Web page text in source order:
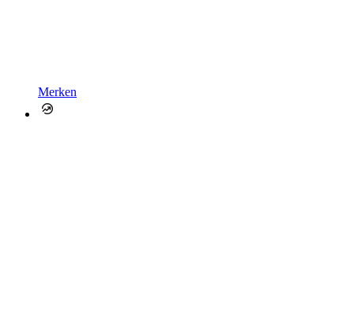
Merken